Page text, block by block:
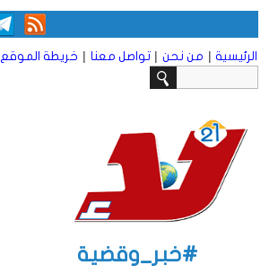
الرئيسية | من نحن | تواصل معنا | خريطة الموقع
#خبر_وقضية